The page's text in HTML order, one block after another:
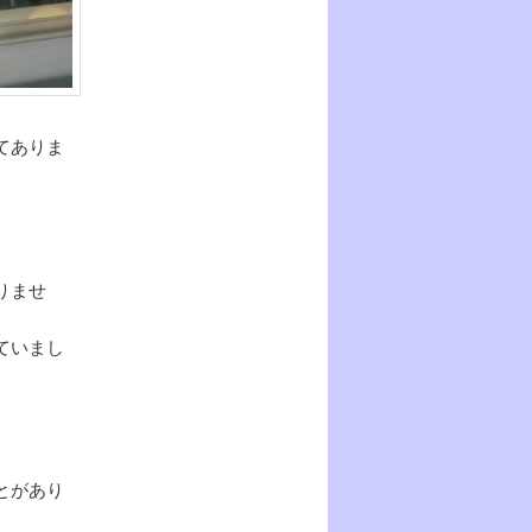
ありま
ませ
いまし
があり